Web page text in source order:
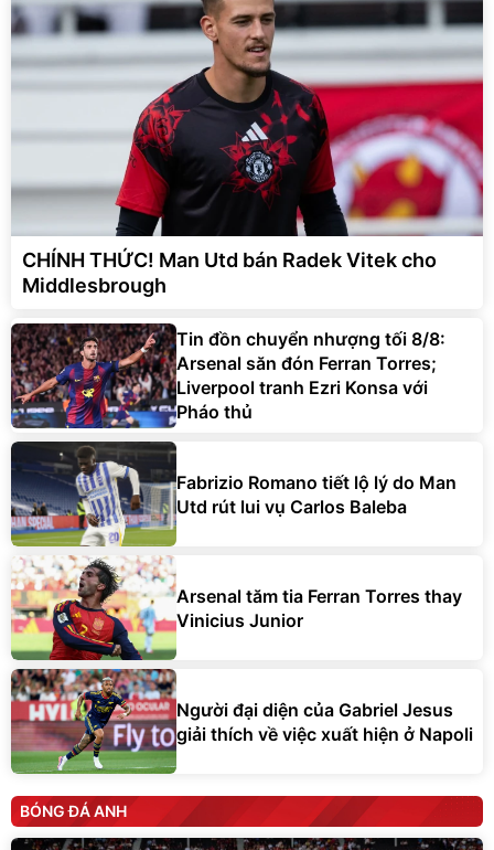
CHÍNH THỨC! Man Utd bán Radek Vitek cho
Middlesbrough
Tin đồn chuyển nhượng tối 8/8:
Arsenal săn đón Ferran Torres;
Liverpool tranh Ezri Konsa với
Pháo thủ
Fabrizio Romano tiết lộ lý do Man
Utd rút lui vụ Carlos Baleba
Arsenal tăm tia Ferran Torres thay
Vinicius Junior
Người đại diện của Gabriel Jesus
giải thích về việc xuất hiện ở Napoli
BÓNG ĐÁ ANH